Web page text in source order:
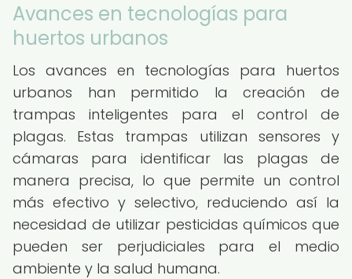
Avances en tecnologías para
huertos urbanos
Los avances en tecnologías para huertos
urbanos han permitido la creación de
trampas inteligentes para el control de
plagas. Estas trampas utilizan sensores y
cámaras para identificar las plagas de
manera precisa, lo que permite un control
más efectivo y selectivo, reduciendo así la
necesidad de utilizar pesticidas químicos que
pueden ser perjudiciales para el medio
ambiente y la salud humana.